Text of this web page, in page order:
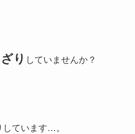
り していませんか？
ています…。